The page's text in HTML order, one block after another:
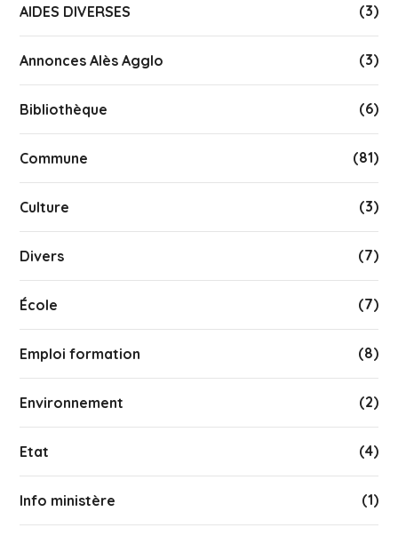
AIDES DIVERSES (3)
Annonces Alès Agglo (3)
Bibliothèque (6)
Commune (81)
Culture (3)
Divers (7)
École (7)
Emploi formation (8)
Environnement (2)
Etat (4)
Info ministère (1)